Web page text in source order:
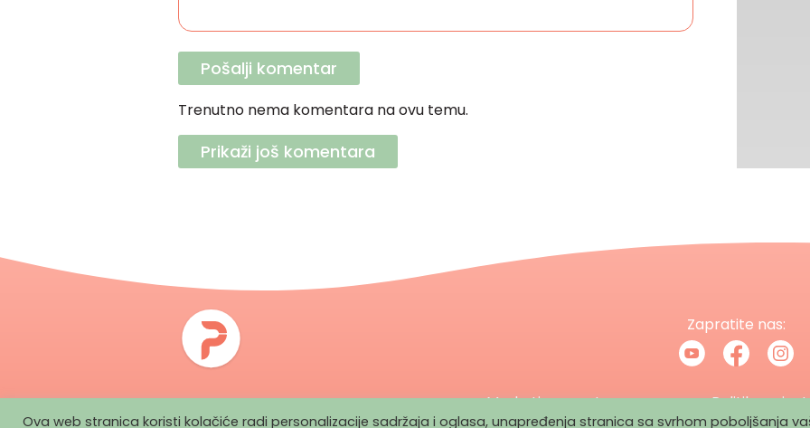
Trenutno nema komentara na ovu temu.
Prikaži još komentara
Ova web stranica koristi kolačiće radi personalizacije sadržaja i oglasa, unapređenja stranica sa svrhom poboljšanja
Zapratite nas:
Marketing Impressum Politika